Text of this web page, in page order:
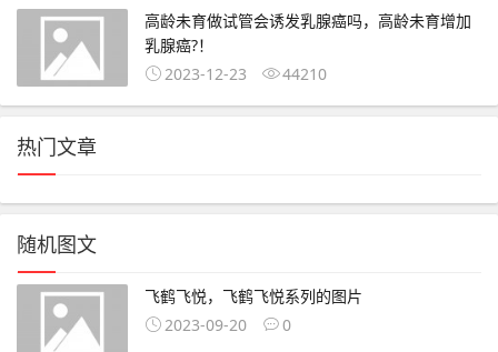
高龄未育做试管会诱发乳腺癌吗，高龄未育增加
乳腺癌?！
2023-12-23
44210
热门文章
随机图文
飞鹤飞悦，飞鹤飞悦系列的图片
2023-09-20
0